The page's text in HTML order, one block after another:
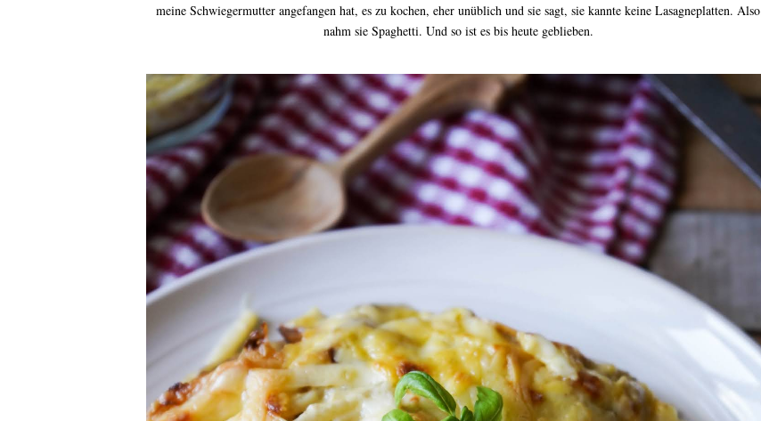
meine Schwiegermutter angefangen hat, es zu kochen, eher unüblich und sie sagt, sie kannte keine Lasagneplatten. Also
nahm sie Spaghetti. Und so ist es bis heute geblieben.